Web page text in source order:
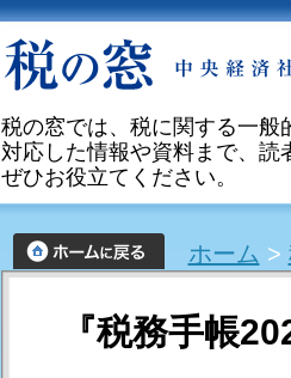
税の窓では、税に関する一般
対応した情報や資料まで、読
ぜひお役立てください。
ホーム >
『税務手帳